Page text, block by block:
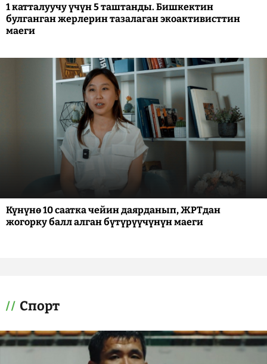
1 катталуучу үчүн 5 таштанды. Бишкектин
булганган жерлерин тазалаган экоактивисттин
маеги
Күнүнө 10 саатка чейин даярданып, ЖРТдан
жогорку балл алган бүтүрүүчүнүн маеги
Спорт